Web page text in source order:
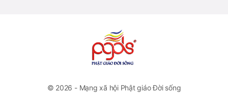
© 2026 - Mạng xã hội Phật giáo Đời sống